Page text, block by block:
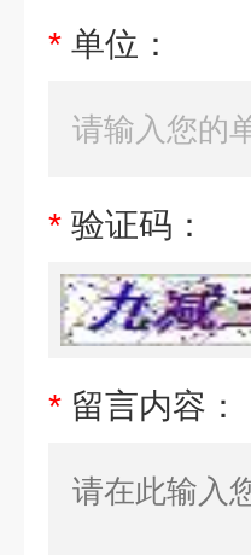
* 单位：
* 验证码：
* 留言内容：